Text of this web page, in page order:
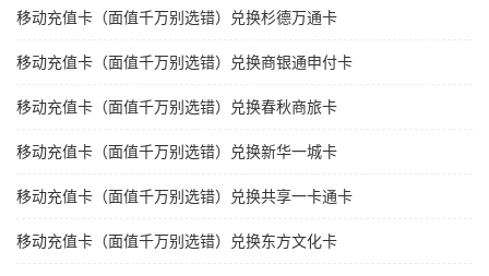
移动充值卡（面值千万别选错）兑换杉德万通卡
移动充值卡（面值千万别选错）兑换商银通申付卡
移动充值卡（面值千万别选错）兑换春秋商旅卡
移动充值卡（面值千万别选错）兑换新华一城卡
移动充值卡（面值千万别选错）兑换共享一卡通卡
移动充值卡（面值千万别选错）兑换东方文化卡